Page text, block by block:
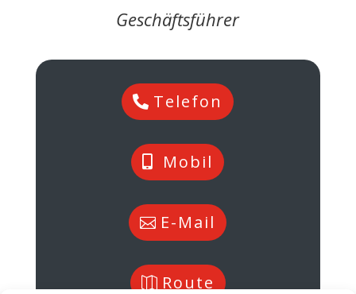
Geschäftsführer
Telefon
Mobil
E-Mail
Route